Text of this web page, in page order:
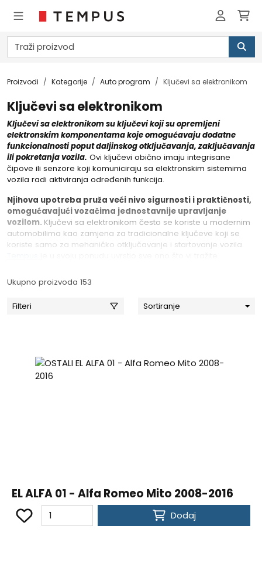
Proizvodi Kategorije Auto program Ključevi sa elektronikom
Ključevi sa elektronikom
Ključevi sa elektronikom su ključevi koji su opremljeni
elektronskim komponentama koje omogućavaju dodatne
funkcionalnosti poput daljinskog otključavanja, zaključavanja
ili pokretanja vozila. Ovi ključevi obično imaju integrisane
čipove ili senzore koji komuniciraju sa elektronskim sistemima
vozila radi aktiviranja određenih funkcija.
Njihova upotreba pruža veći nivo sigurnosti i praktičnosti,
omogućavajući vozačima jednostavnije upravljanje
vozilom. Ključevi sa elektronikom često se koriste u modernim
automobilima kao zamjena za tradicionalne ključeve koji se
koriste samo za mehaničko otključavanje i startovanje vozila.
Ukupno proizvoda 153
Filteri Sortiranje
EL ALFA 01 - Alfa Romeo Mito 2008-2016
Dodaj